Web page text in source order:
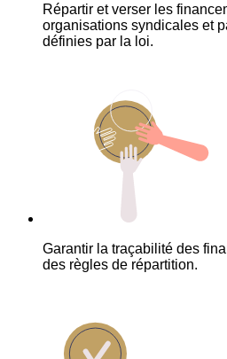
Répartir et verser les
organisations syndicales et
définies par la loi.
Garantir la traçabilité des
des règles de répartition.